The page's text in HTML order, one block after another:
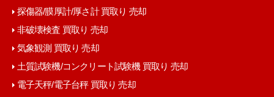
探傷器/膜厚計/厚さ計 買取り 売却
非破壊検査 買取り 売却
気象観測 買取り 売却
土質試験機/コンクリート試験機 買取り 売却
電子天秤/電子台秤 買取り 売却